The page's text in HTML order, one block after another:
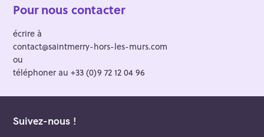
Pour nous contacter
écrire à
contact@saintmerry-hors-les-murs.com
ou
téléphoner au +33 (0)9 72 12 04 96
Suivez-nous !